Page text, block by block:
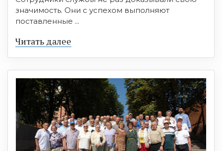
значимость. Они с успехом выполняют
поставленные ...
Читать далее